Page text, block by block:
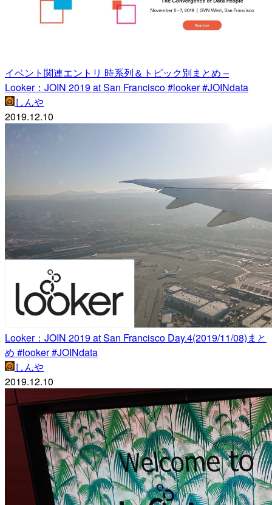
イベント関連エントリ 時系列＆トピック別まとめ –
Looker：JOIN 2019 at San Francisco #looker #JOINdata
しんや
2019.12.10
Looker：JOIN 2019 at San Francisco Day.4(2019/11/08)まと
め #looker #JOINdata
しんや
2019.12.10